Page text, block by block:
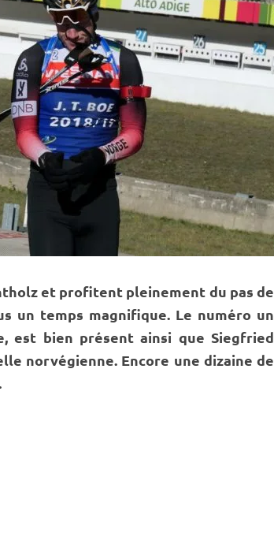
et profitent pleinement du pas de
un temps magnifique. Le numéro un
est bien présent ainsi que Siegfried
norvégienne. Encore une dizaine de